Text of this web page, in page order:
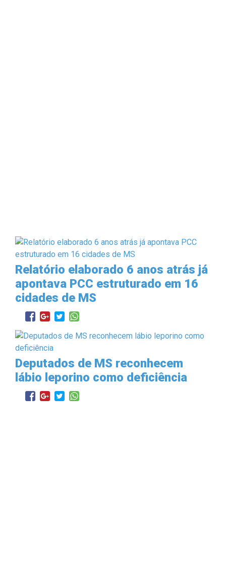
Relatório elaborado 6 anos atrás já
apontava PCC estruturado em 16
cidades de MS
Deputados de MS reconhecem
lábio leporino como deficiência